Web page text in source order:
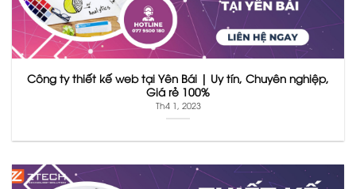
Công ty thiết kế web tại Yên Bái | Uy tín, Chuyên nghiệp,
Giá rẻ 100%
Th4 1, 2023